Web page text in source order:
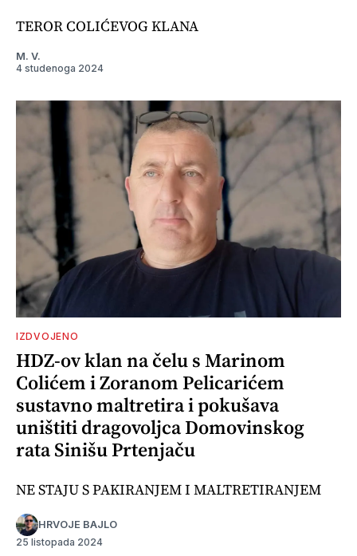
TEROR COLIĆEVOG KLANA
M. V.
4 studenoga 2024
IZDVOJENO
HDZ-ov klan na čelu s Marinom
Colićem i Zoranom Pelicarićem
sustavno maltretira i pokušava
uništiti dragovoljca Domovinskog
rata Sinišu Prtenjaču
NE STAJU S PAKIRANJEM I MALTRETIRANJEM
HRVOJE BAJLO
25 listopada 2024